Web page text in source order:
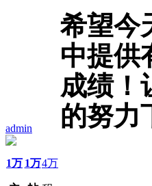
admin
1万 1万4万
希望今
中提供
成绩！
的努力